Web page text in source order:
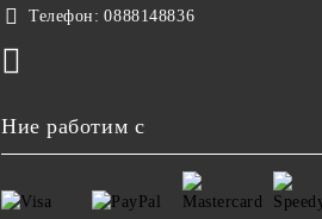
Телефон: 0888148836
Ние работим с